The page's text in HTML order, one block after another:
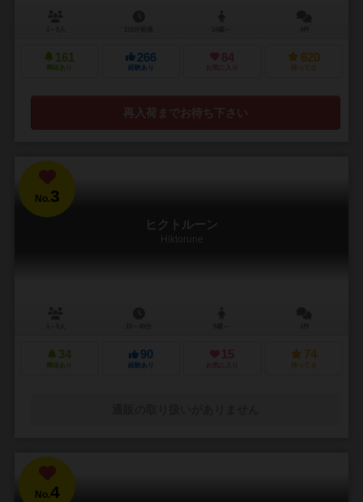
161
興味あり
266
経験あり
84
お気に入り
620
持ってる
再入荷までお待ち下さい
No.3
ヒクトルーン
Hiktorune
34
興味あり
90
経験あり
15
お気に入り
74
持ってる
No.4